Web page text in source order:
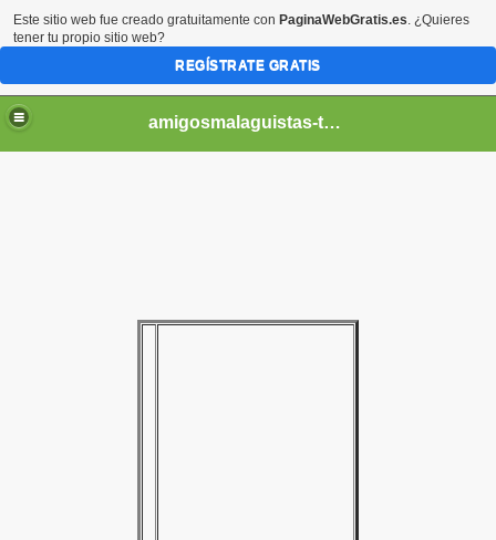
amigosmalaguistas-temporadas
Este sitio web fue creado gratuitamente con PaginaWebGratis.es. ¿Quieres
tener tu propio sitio web?
REGÍSTRATE GRATIS